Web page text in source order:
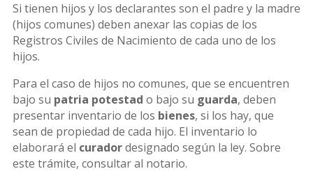
Si tienen hijos y los declarantes son el padre y la madre
(hijos comunes) deben anexar las copias de los
Registros Civiles de Nacimiento de cada uno de los
hijos.
Para el caso de hijos no comunes, que se encuentren
bajo su patria potestad o bajo su guarda, deben
presentar inventario de los bienes, si los hay, que
sean de propiedad de cada hijo. El inventario lo
elaborará el curadordesignado según la ley. Sobre
este trámite, consultar al notario.